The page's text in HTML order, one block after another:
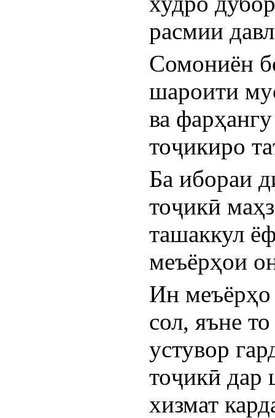
расмии
Сомониён
шароити
ва
тоҷикиро
Ба ибораи
тоҷикӣ
ташаккул
меъёрҳои
Ин меъёрҳо
сол, яъне
устувор
тоҷикӣ
хизмат